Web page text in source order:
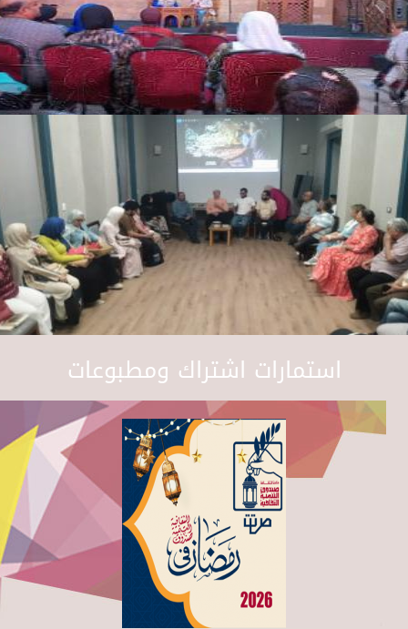
استمارات اشتراك ومطبوعات